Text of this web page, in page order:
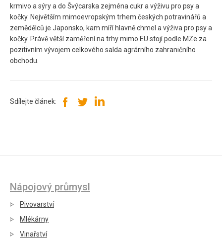
krmivo a sýry a do Švýcarska zejména cukr a výživu pro psy a
kočky. Největším mimoevropským trhem českých potravinářů a
zemědělců je Japonsko, kam míří hlavně chmel a výživa pro psy a
kočky. Právě větší zaměření na trhy mimo EU stojí podle MZe za
pozitivním vývojem celkového salda agrárního zahraničního
obchodu.
Sdílejte článek:
Nápojový průmysl
Pivovarství
Mlékárny
Vinařství